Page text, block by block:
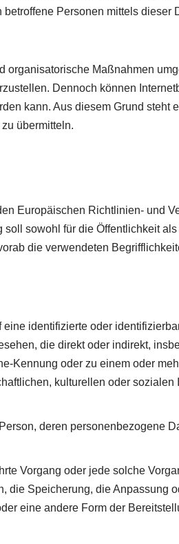
Personen mittels dieser
organisatorische Maßnahmen
Dennoch können
kann. Aus diesem Grund steht
übermitteln.
Europäischen Richtlinien- und
sowohl für die Öffentlichkeit
die verwendeten
identifizierte oder
die direkt oder indirekt,
Kennung oder zu einem oder
kulturellen oder sozialen
deren personenbezogene
Vorgang oder jede solche
die Speicherung, die Anpassung
eine andere Form der